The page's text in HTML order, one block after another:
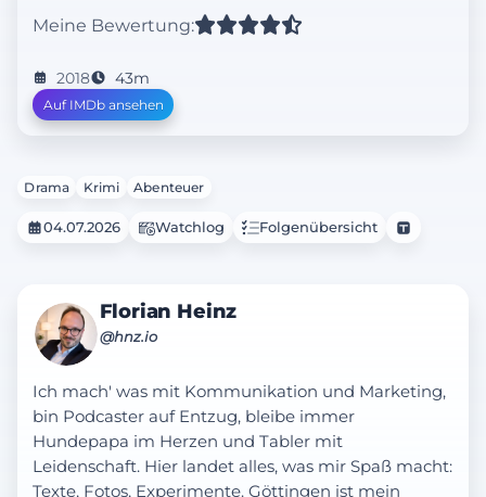
Meine Bewertung:
2018 43m
Auf IMDb ansehen
Drama Krimi Abenteuer
04.07.2026 Watchlog Folgenübersicht
Florian Heinz
@hnz.io
Ich mach' was mit Kommunikation und Marketing,
bin Podcaster auf Entzug, bleibe immer
Hundepapa im Herzen und Tabler mit
Leidenschaft. Hier landet alles, was mir Spaß macht:
Texte, Fotos, Experimente. Göttingen ist mein